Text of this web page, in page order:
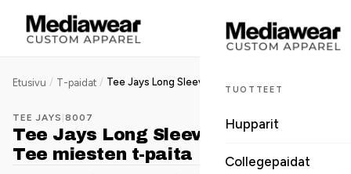
TUOTTEET
Hupparit
Collegepaidat
Etusivu / T-paidat /
TEE JAYS 8007
Tee Jays Long Sleeve Fashion Sof
Tee miesten t-paita